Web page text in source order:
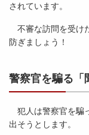
されています。
不審な訪問を受け
防ぎましょう！
警察官を騙る「
犯人は警察官を騙
出そうとします。